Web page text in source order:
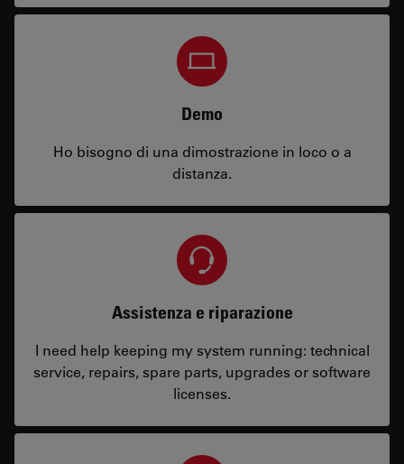
Demo
Ho bisogno di una dimostrazione in loco o a
distanza.
Assistenza e riparazione
I need help keeping my system running: technical
service, repairs, spare parts, upgrades or software
licenses.